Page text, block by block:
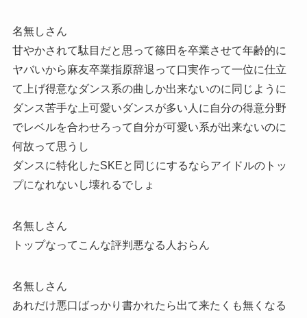
名無しさん
甘やかされて駄目だと思って篠田を卒業させて年齢的に
ヤバいから麻友卒業指原辞退って口実作って一位に仕立
て上げ得意なダンス系の曲しか出来ないのに同じように
ダンス苦手な上可愛いダンスが多い人に自分の得意分野
でレベルを合わせろって自分が可愛い系が出来ないのに
何故って思うし
ダンスに特化したSKEと同じにするならアイドルのトッ
プになれないし壊れるでしょ
名無しさん
トップなってこんな評判悪なる人おらん
名無しさん
あれだけ悪口ばっかり書かれたら出て来たくも無くなる